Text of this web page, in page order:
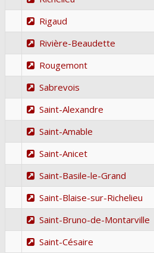
Rigaud
Rivière-Beaudette
Rougemont
Sabrevois
Saint-Alexandre
Saint-Amable
Saint-Anicet
Saint-Basile-le-Grand
Saint-Blaise-sur-Richelieu
Saint-Bruno-de-Montarville
Saint-Césaire